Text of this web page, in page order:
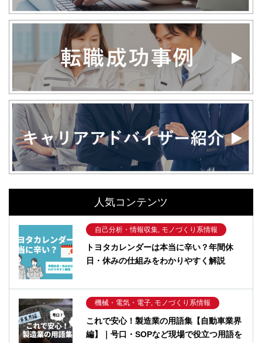
人気コンテンツ
自己分析・情報収集, モノづくり系情報
トヨタカレンダーは本当に辛い？年間休
日・休みの仕組みをわかりやすく解説
機械・電気・電子, モノづくり系情報
これで安心！製造業の用語集【自動車業界
編】｜号口・SOPなど現場で役立つ用語を